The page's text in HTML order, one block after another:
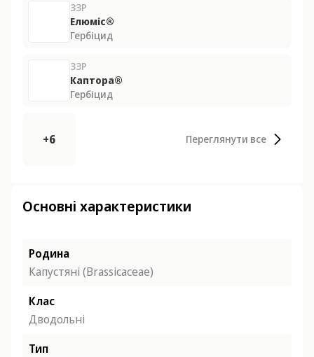
ЗЗР
Елюміс®
Гербіцид
ЗЗР
Каптора®
Гербіцид
+6 Переглянути все
Основні характеристики
Родина
Капустяні (Brassicaceae)
Клас
Дводольні
Тип